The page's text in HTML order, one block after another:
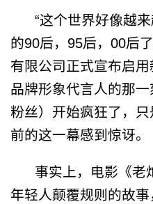
“这个世界好像越
的90后， 95后， 00后了
有限公司正式宣布启
品牌形象代言人的那一
粉丝）开始疯狂了，
前的这一幕感到惊讶。
事实上，电影《老
年轻人颠覆规则的故